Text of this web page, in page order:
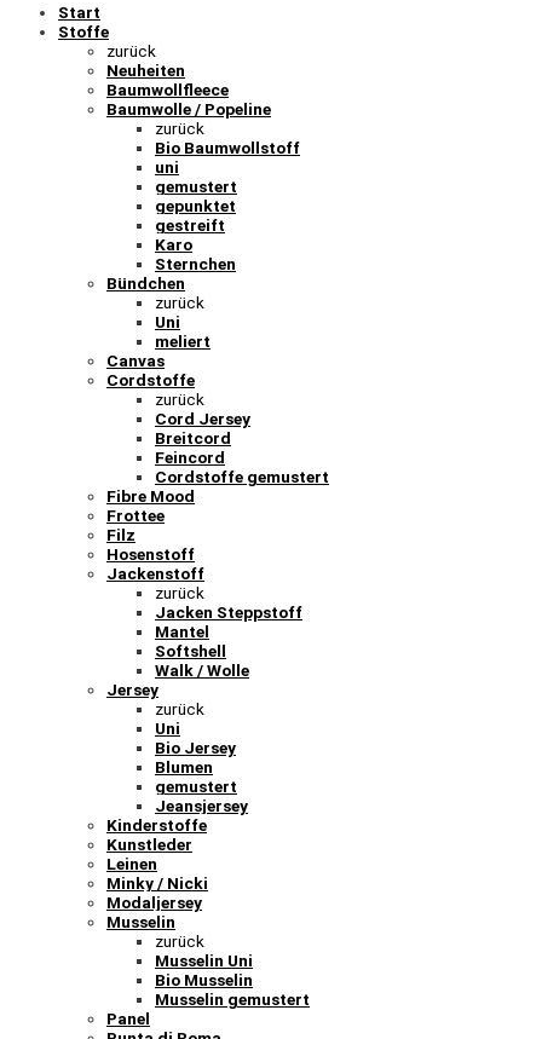
Start
Stoffe
zurück
Neuheiten
Baumwollfleece
Baumwolle / Popeline
zurück
Bio Baumwollstoff
uni
gemustert
gepunktet
gestreift
Karo
Sternchen
Bündchen
zurück
Uni
meliert
Canvas
Cordstoffe
zurück
Cord Jersey
Breitcord
Feincord
Cordstoffe gemustert
Fibre Mood
Frottee
Filz
Hosenstoff
Jackenstoff
zurück
Jacken Steppstoff
Mantel
Softshell
Walk / Wolle
Jersey
zurück
Uni
Bio Jersey
Blumen
gemustert
Jeansjersey
Kinderstoffe
Kunstleder
Leinen
Minky / Nicki
Modaljersey
Musselin
zurück
Musselin Uni
Bio Musselin
Musselin gemustert
Panel